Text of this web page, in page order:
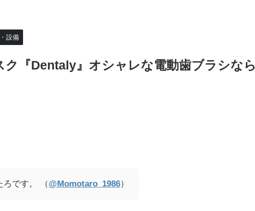
設備
ク『Dentaly』オシャレな電動歯ブラシなら
ろです。 （@Momotaro_1986）